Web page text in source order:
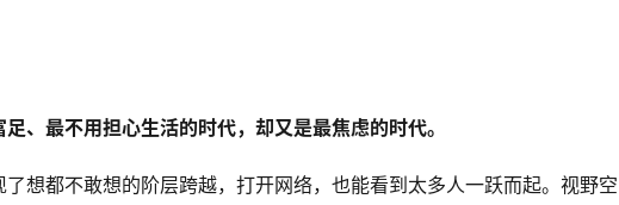
、最不用担心生活的时代，却又是最焦虑的时代。
想都不敢想的阶层跨越，打开网络，也能看到太多人一跃而起。视野空